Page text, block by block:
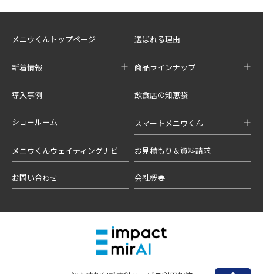
メニウくんトップページ 選ばれる理由
新着情報 商品ラインナップ
導入事例 飲食店の知恵袋
ショールーム スマートメニウくん
メニウくんウェイティングナビ お見積もり＆資料請求
お問い合わせ 会社概要